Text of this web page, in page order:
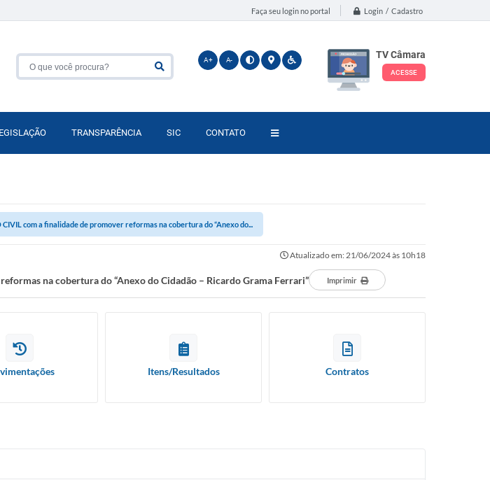
Faça seu login no portal Login / Cadastro
A+ A- TV Câmara
ACESSE
TRANSPARÊNCIA SIC CONTATO
com a finalidade de promover reformas na cobertura do “Anexo do...
Atualizado em: 21/06/2024 às 10h18
na cobertura do “Anexo do Cidadão – Ricardo Grama Ferrari” Imprimir
Itens/Resultados Contratos